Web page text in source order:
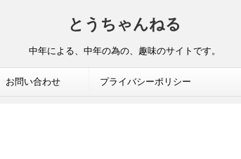
とうちゃんねる
中年による、中年の為の、趣味のサイトです。
お問い合わせ プライバシーポリシー